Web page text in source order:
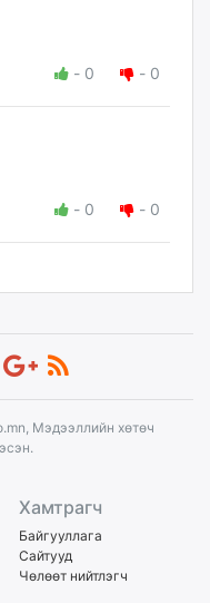
- 0 - 0
- 0 - 0
Мэдээллийн хөтөч
Хамтрагч
Байгууллага
Сайтууд
Чөлөөт нийтлэгч